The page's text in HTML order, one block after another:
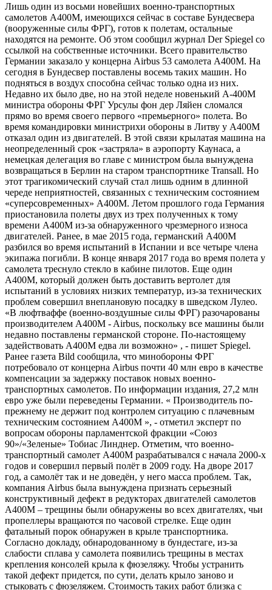
Лишь один из восьми новейших военно-транспортных
самолетов A400M, имеющихся сейчас в составе Бундесвера
(вооруженные силы ФРГ), готов к полетам, остальные
находятся на ремонте. Об этом сообщил журнал Der Spiegel со
ссылкой на собственные источники. Всего правительство
Германии заказало у концерна Airbus 53 самолета A400M. На
сегодня в Бундесвер поставлены восемь таких машин. Но
подняться в воздух способна сейчас только одна из них.
Недавно их было две, но на этой неделе новенький А-400М
министра обороны ФРГ Урсулы фон дер Ляйен сломался
прямо во время своего первого «премьерного» полета. Во
время командировки министрихи обороны в Литву у A400M
отказал один из двигателей. В этой связи крылатая машина на
неопределенный срок «застряла» в аэропорту Каунаса, а
немецкая делегация во главе с министром была вынуждена
возвращаться в Берлин на старом транспортнике Transall. Но
этот трагикомический случай стал лишь одним в длинной
череде неприятностей, связанных с техническим состоянием
«суперсовременных» A400M. Летом прошлого года Германия
приостановила полеты двух из трех полученных к тому
времени A400M из-за обнаруженного чрезмерного износа
двигателей. Ранее, в мае 2015 года, германский A400M
разбился во время испытаний в Испании и все четыре члена
экипажа погибли. В конце января 2017 года во время полета у
самолета треснуло стекло в кабине пилотов. Еще один
A400M, который должен быть доставить вертолет для
испытаний в условиях низких температур, из-за технических
проблем совершил внеплановую посадку в шведском Лулео.
«В люфтваффе (военно-воздушные силы ФРГ) разочарованы
производителем A400M - Airbus, поскольку все машины были
недавно поставлены германской стороне. По-настоящему
задействовать A400M едва ли возможно» , - пишет Spiegel.
Ранее газета Bild сообщила, что минобороны ФРГ
потребовало от концерна Airbus почти 40 млн евро в качестве
компенсации за задержку поставок новых военно-
транспортных самолетов. По информации издания, 27,2 млн
евро уже были переведены Германии. « Производитель по-
прежнему не держит под контролем ситуацию с плачевным
техническим состоянием A400M », - отметил эксперт по
вопросам обороны парламентской фракции «Союз
90»/«Зеленые» Тобиас Линднер. Отметим, что военно-
транспортный самолет А400М разрабатывался с начала 2000-х
годов и совершил первый полёт в 2009 году. На дворе 2017
год, а самолёт так и не доведён, у него масса проблем. Так,
компания Airbus была вынуждена признать серьезный
конструктивный дефект в редукторах двигателей самолетов
A400M – трещины были обнаружены во всех двигателях, чьи
пропеллеры вращаются по часовой стрелке. Еще один
фатальный порок обнаружен в крыле транспортника.
Согласно докладу, обнародованному в бундестаге, из-за
слабости сплава у самолета появились трещины в местах
крепления консолей крыла к фюзеляжу. Чтобы устранить
такой дефект придется, по сути, делать крыло заново и
стыковать с фюзеляжем. Стоимость таких работ близка с